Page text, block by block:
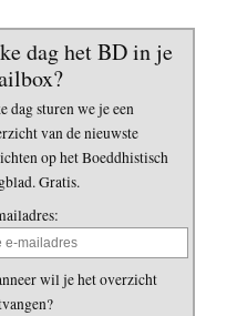
dag het BD in je
dag sturen we je een
van de nieuwste
op het Boeddhistisch
Gratis.
wil je het overzicht